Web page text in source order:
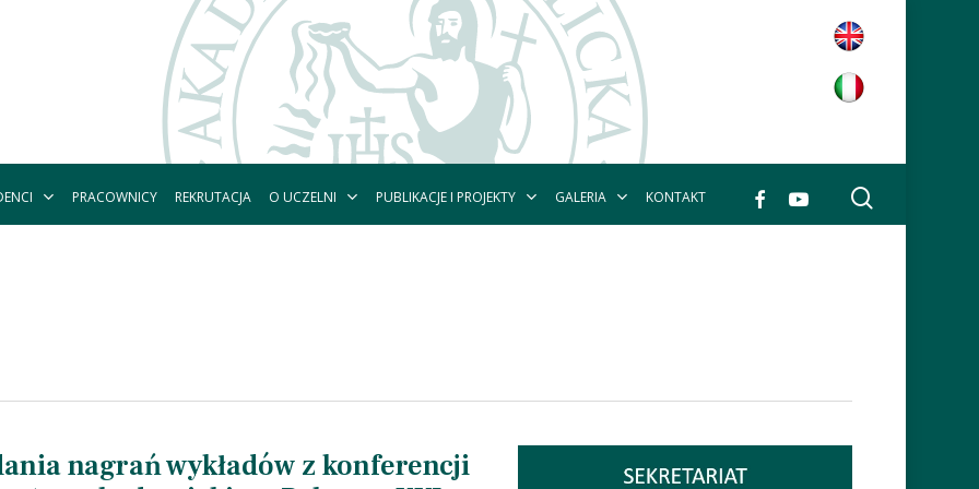
PRACOWNICY REKRUTACJA O UCZELNI PUBLIKACJE I PROJEKTY GALERIA KONTAKT facebookyoutube
nagrań wykładów z konferencji